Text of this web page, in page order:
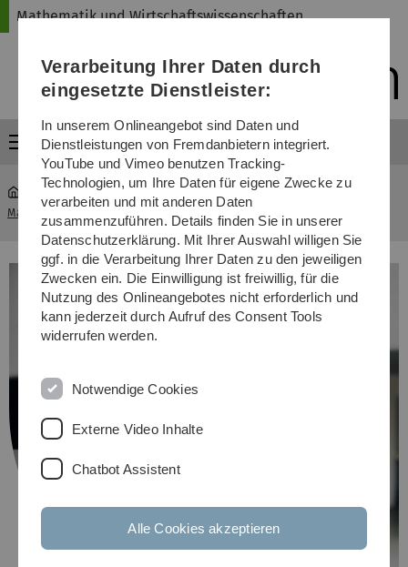
Direkt
Direkt
Direkt
(Sprache,
Drucken,
Media)
Direkt
Direkt
Mathematik und Wirtschaftswissenschaften
Menü
Mathematik und Wirtschaftswissenschaften
Verarbeitung Ihrer Daten durch
eingesetzte Dienstleister:
In unserem Onlineangebot sind Daten und
Dienstleistungen von Fremdanbietern integriert.
YouTube und Vimeo benutzen Tracking-
Technologien, um Ihre Daten für eigene Zwecke zu
verarbeiten und mit anderen Daten
zusammenzuführen. Details finden Sie in unserer
Datenschutzerklärung. Mit Ihrer Auswahl willigen Sie
ggf. in die Verarbeitung Ihrer Daten zu den jeweiligen
Zwecken ein. Die Einwilligung ist freiwillig, für die
Nutzung des Onlineangebotes nicht erforderlich und
kann jederzeit durch Aufruf des Consent Tools
widerrufen werden.
Notwendige Cookies
Externe Video Inhalte
Chatbot Assistent
Alle Cookies akzeptieren